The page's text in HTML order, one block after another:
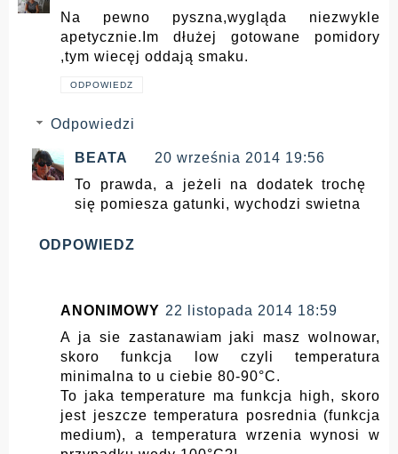
Na pewno pyszna,wygląda niezwykle
apetycznie.Im dłużej gotowane pomidory
,tym wiecęj oddają smaku.
ODPOWIEDZ
Odpowiedzi
BEATA
20 września 2014 19:56
To prawda, a jeżeli na dodatek trochę
się pomiesza gatunki, wychodzi swietna
ODPOWIEDZ
ANONIMOWY 22 listopada 2014 18:59
A ja sie zastanawiam jaki masz wolnowar,
skoro funkcja low czyli temperatura
minimalna to u ciebie 80-90°C.
To jaka temperature ma funkcja high, skoro
jest jeszcze temperatura posrednia (funkcja
medium), a temperatura wrzenia wynosi w